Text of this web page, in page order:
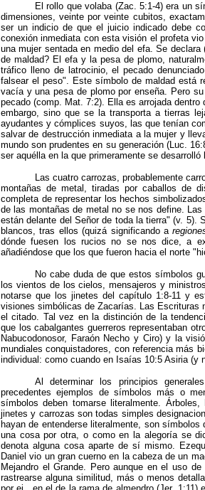
El rollo que volaba (Zac. 5:1-4) era un
dimensiones, veinte por veinte cubitos,
ser un indicio de que el juicio indicado debe
conexión inmediata con esta visión el profeta
una mujer sentada en medio del efa. Se
de maldad? El efa y la pesa de plomo,
tráfico lleno de latrocinio, el pecado
falsear el pe­so". Este símbolo de maldad está
vacía y una pesa de plomo por enseña. Pero
pecado (comp. Mat. 7:2). Ella es arrojada
embargo, sino que se la transporta a tierras
ayudantes y cómplices suyos, las que tenían
salvar de destrucción inmediata a la mujer y
mundo son prudentes en su ge­neración (Luc.
ser aquélla en la que primeramente se
Las cuatro carrozas, probablemente
montañas de metal, tiradas por caballos de
completa de representar los hechos
de las montañas de metal no se nos define.
están delante del Señor de toda la tierra" (v. 5).
blancos, tras ellos (quizá significando a
dónde fuesen los rucios no se nos dice, a
añadiéndose que los que fueron hacia el norte
No cabe duda de que estos símbolos
los vientos de los cielos, mensajeros y
notarse que los jinetes del capítulo 1:8-11 y
visiones simbólicas de Zacarías. Las Escrituras
el citado. Tal vez en la distinción de la
que los cabalgantes guerreros representaban
Nabucodonosor, Faraón Necho y Ciro) y la
mundiales conquistadores, con referencia más
individual: como cuando en Isaías 10:5 Asiria (y
Al determinar los principios
precedentes ejemplos de símbolos más o
símbolos deben tomarse literalmente.
jinetes y carrozas son todas simples
hayan de entenderse literalmente, son
una cosa por otra, o como en la alegoría se
denota alguna cosa aparte de sí mismo.
Daniel vio un gran cuerno en la cabeza de un
Mejandro el Grande. Pero aunque en el uso
rastrearse alguna similitud, más o menos